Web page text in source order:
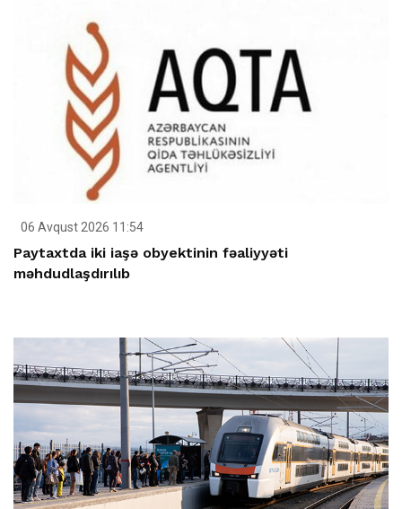
06 Avqust 2026 11:54
Paytaxtda iki iaşə obyektinin fəaliyyəti
məhdudlaşdırılıb